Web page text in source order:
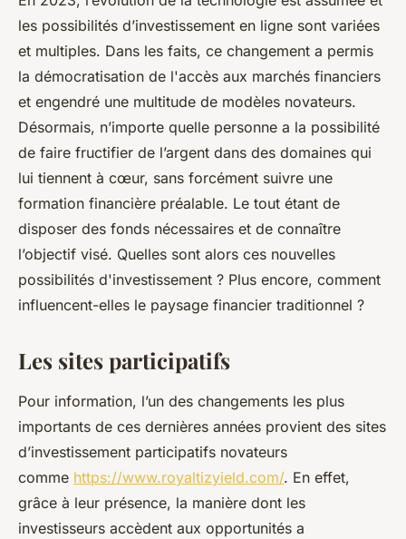
techniques d'investissement
en ligne ?
lothaire•8 août 2023•5 min de lecture
les possibilités d’investissement en ligne sont variées
et multiples. Dans les faits, ce changement a permis
la démocratisation de l'accès aux marchés financiers
et engendré une multitude de modèles novateurs.
Désormais, n’importe quelle personne a la possibilité
de faire fructifier de l’argent dans des domaines qui
lui tiennent à cœur, sans forcément suivre une
formation financière préalable. Le tout étant de
disposer des fonds nécessaires et de connaître
l’objectif visé. Quelles sont alors ces nouvelles
possibilités d'investissement ? Plus encore, comment
influencent-elles le paysage financier traditionnel ?
Les sites participatifs
Pour information, l’un des changements les plus
importants de ces dernières années provient des sites
d’investissement participatifs novateurs
comme https://www.royaltizyield.com/. En effet,
grâce à leur présence, la manière dont les
investisseurs accèdent aux opportunités a